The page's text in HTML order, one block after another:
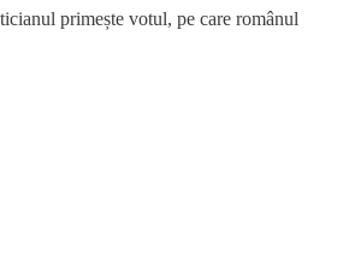
primește votul, pe care românul